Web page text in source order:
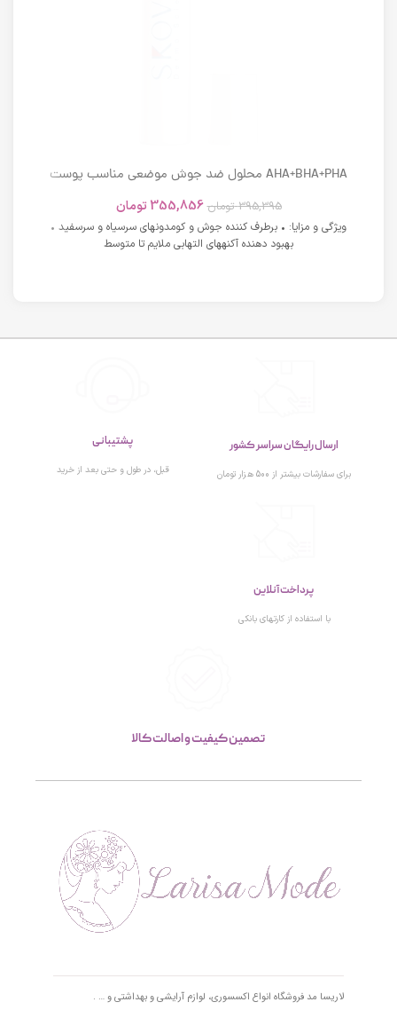
AHA+BHA+PHA محلول ضد جوش موضعی مناسب پوست
395,395 تومان 355,856 تومان
ویژگی و مزایا: • برطرف کننده جوش و کومدونهای سرسیاه و سرسفید •
بهبود دهنده آکنههای التهابی ملایم تا متوسط
ارسال رایگان سراسر کشور
برای سفارشات بیشتر از 500 هزار تومان
پشتیبانی
قبل، در طول و حتی بعد از خرید
پرداخت آنلاین
با استفاده از کارتهای بانکی
تصمین کیفیت و اصالت کالا
لاریسا مد فروشگاه انواع اکسسوری، لوازم آرایشی و بهداشتی و … .